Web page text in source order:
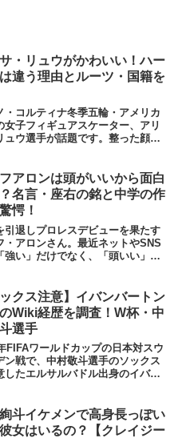
・リュウがかわいい！ハー
違う理由とルーツ・国籍を
・コルティナ冬季五輪・アメリカ
女子フィギュアスケーター、アリ
ュウ選手が話題です。整った顔立
かわいい」という声が多く上がる
得です。そんなアリサ・リュウ選
ーフなの？国籍は？について見て
す！
アロンは頭がいいから面白
名言・座右の銘と中学の作
愕！
引退しプロレスデビューを果たす
・アロンさん。最近ネットやSNS
強い」だけでなく、「頭いい」
名言・座右の銘から中学時代の作
徹底解説！考え方がすごすぎて驚
人続出です！
ックス注意】イバンバートン
Wiki経歴を調査！W杯・中
選手
FIFAワールドカップの日本対スウ
ン戦で、中村敬斗選手のソックス
したエルサルバドル出身のイバ
にもJリーグで鹿島アントラーズの
斗イケメンで高身長っぽい
女はいるの？【クレイジー